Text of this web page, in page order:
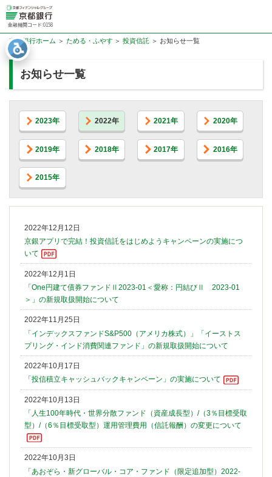
金融機関コード:0158
京都銀行ホーム ためる・ふやす 投資信託 お知らせ一覧
お知らせ一覧
2023年 2022年 2021年 2020年
2019年 2018年 2017年 2016年
2015年
2022年12月12日
京銀アプリで完結！投資信託をはじめようキャンペーンの実施につ
いて
2022年12月1日
「One円建て債券ファンドⅡ2023-01＜愛称：円結びⅡ 2023-01
＞」の新規取扱開始について
2022年11月25日
「インデックスファンドS&P500（アメリカ株式）」「イーストス
プリング・インド消費関連ファンド」の新規取扱開始について
2022年10月17日
「投信積立キャッシュバックキャンペーン」の実施について
2022年10月13日
「人生100年時代・世界分散ファンド（資産成長型）/（3％目標受取
型）/（6％目標受取型）運用管理費用（信託報酬）の変更について
2022年10月3日
「あおぞら・新グローバル・コア・ファンド（限定追加型）2022-